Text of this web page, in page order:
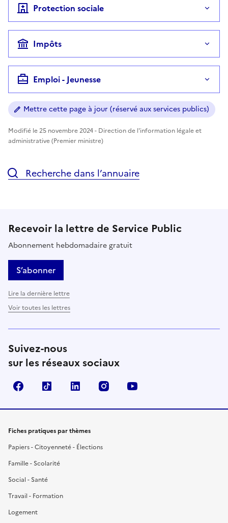
Protection sociale
Impôts
Emploi - Jeunesse
Mettre cette page à jour (réservé aux services publics)
Modifié le 25 novembre 2024 - Direction de l'information légale et
administrative (Premier ministre)
Recherche dans l’annuaire
Recevoir la lettre de Service Public
Abonnement hebdomadaire gratuit
S’abonner
Lire la dernière lettre
Voir toutes les lettres
Suivez-nous
sur les réseaux sociaux
FacebookTikTok LinkedIn Instagram
Fiches pratiques par thèmes
Papiers - Citoyenneté - Élections
Famille - Scolarité
Social - Santé
Travail - Formation
Logement